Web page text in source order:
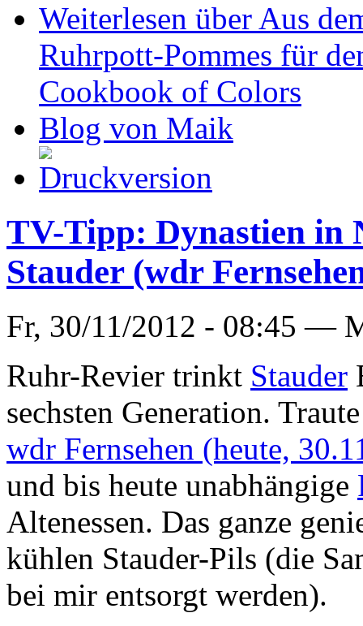
Weiterlesen über Aus
Ruhrpott-Pommes für
Cookbook of Colors
Blog von Maik
TV-Tipp: Dynastien in
Stauder (wdr
Fr, 30/11/2012 - 08:45 —
Ruhr-Revier trinkt Stauder
sechsten Generation.
wdr Fernsehen (heute,
und bis heute unabhängige
Altenessen. Das ganze
kühlen Stauder-Pils (die
bei mir entsorgt werden).